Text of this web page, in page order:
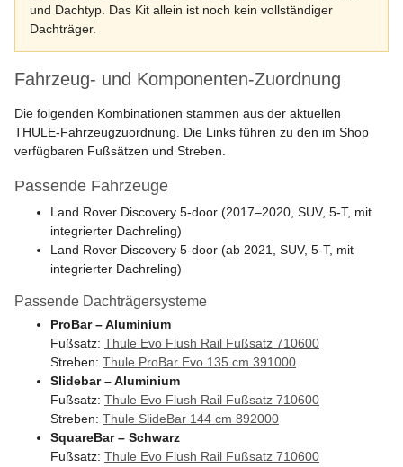
und Dachtyp. Das Kit allein ist noch kein vollständiger
Dachträger.
Fahrzeug- und Komponenten-Zuordnung
Die folgenden Kombinationen stammen aus der aktuellen
THULE-Fahrzeugzuordnung. Die Links führen zu den im Shop
verfügbaren Fußsätzen und Streben.
Passende Fahrzeuge
Land Rover Discovery 5-door (2017–2020, SUV, 5-T, mit
integrierter Dachreling)
Land Rover Discovery 5-door (ab 2021, SUV, 5-T, mit
integrierter Dachreling)
Passende Dachträgersysteme
ProBar – Aluminium
Fußsatz: Thule Evo Flush Rail Fußsatz 710600
Streben: Thule ProBar Evo 135 cm 391000
Slidebar – Aluminium
Fußsatz: Thule Evo Flush Rail Fußsatz 710600
Streben: Thule SlideBar 144 cm 892000
SquareBar – Schwarz
Fußsatz: Thule Evo Flush Rail Fußsatz 710600